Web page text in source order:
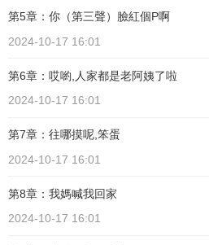
第5章：你（第三聲）臉紅個P啊
2024-10-17 16:01
第6章：哎喲,人家都是老阿姨了啦
2024-10-17 16:01
第7章：往哪摸呢,笨蛋
2024-10-17 16:01
第8章：我媽喊我回家
2024-10-17 16:01